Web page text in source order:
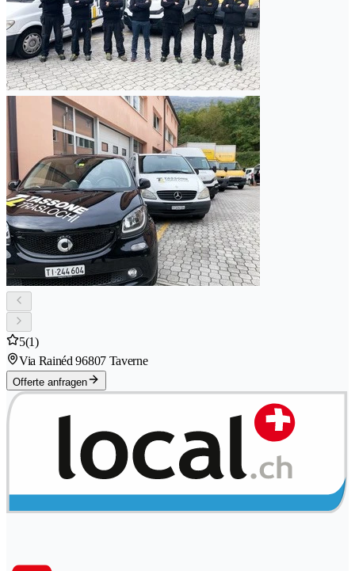
5(1)
Via Rainéd 96807 Taverne
Offerte anfragen